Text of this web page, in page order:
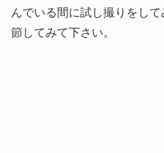
んでいる間に試し撮りをし
節してみて下さい。